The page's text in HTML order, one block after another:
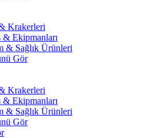
Krakerleri
& Ekipmanları
& Sağlık Ürünleri
Gör
Krakerleri
& Ekipmanları
& Sağlık Ürünleri
Gör